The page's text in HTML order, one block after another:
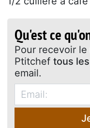
Qu'est ce
Pour recevoir le
Ptitchef tous
email.